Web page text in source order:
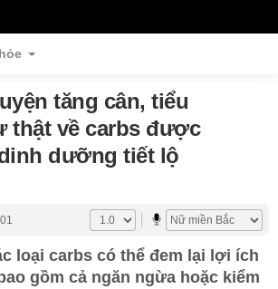
tăng cân, tiểu
thật về carbs được
dưỡng tiết lộ
loại carbs có thể đem lại lợi ích
gồm cả ngăn ngừa hoặc kiểm